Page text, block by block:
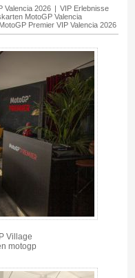
Valencia 2026
VIP Erlebnisse
MotoGP Valencia
MotoGP Premier VIP Valencia 2026
Village
motogp